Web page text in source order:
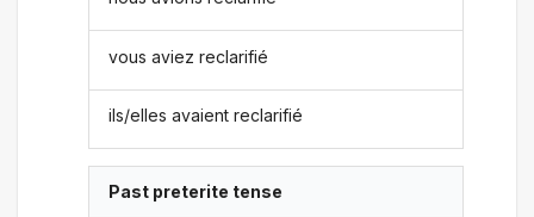
vous aviez reclarifié
ils/elles avaient reclarifié
Past preterite tense